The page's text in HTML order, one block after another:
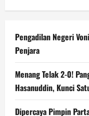
Pengadilan Negeri
Penjara
Menang Telak 2-0!
Hasanuddin, Kunci
Dipercaya Pimpin